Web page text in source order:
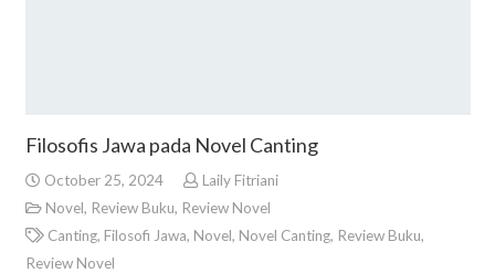
Filosofis Jawa pada Novel Canting
October 25, 2024
Laily Fitriani
Novel, Review Buku, Review Novel
Canting, Filosofi Jawa, Novel, Novel Canting, Review Buku,
Review Novel